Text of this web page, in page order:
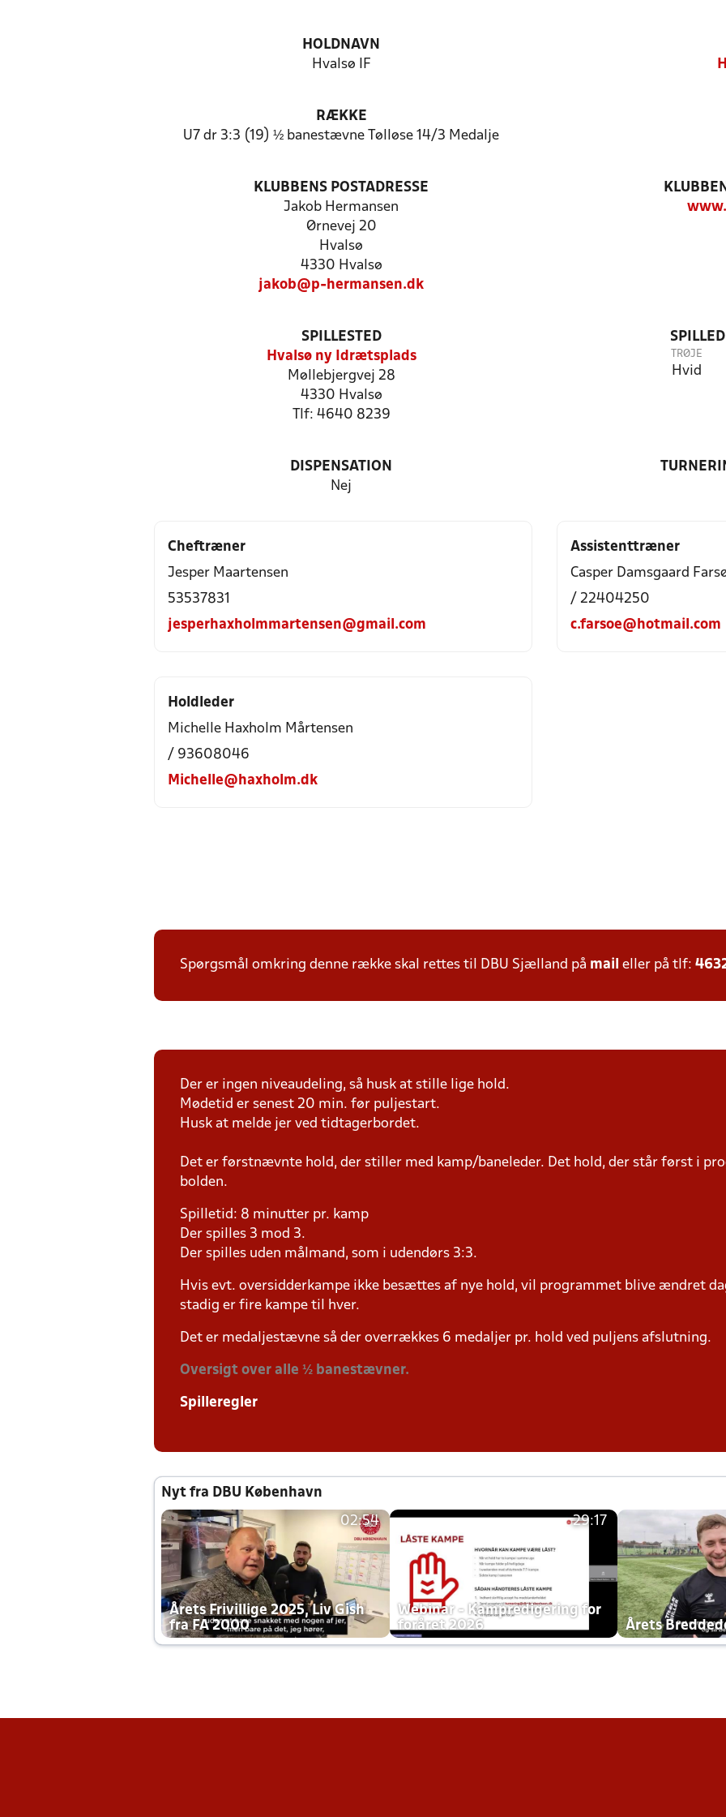
HOLDNAVN
Hvalsø IF
RÆKKE
U7 dr 3:3 (19) ½ banestævne Tølløse 14/3 Medalje
KLUBBENS POSTADRESSE
Jakob Hermansen
Ørnevej 20
Hvalsø
4330 Hvalsø
jakob@p-hermansen.dk
SPILLESTED
Hvalsø ny Idrætsplads
Møllebjergvej 28
4330 Hvalsø
Tlf: 4640 8239
TRØJE
Hvid
DISPENSATION
Nej
Cheftræner
Jesper Maartensen
53537831
jesperhaxholmmartensen@gmail.com
Assistenttræner
Casper Damsgaard
/ 22404250
c.farsoe@hotmail.com
Holdleder
Michelle Haxholm Mårtensen
/ 93608046
Michelle@haxholm.dk
Spørgsmål omkring denne række skal rettes til DBU Sjælland på mail eller på tlf:
Der er ingen niveaudeling, så husk at stille lige hold.
Mødetid er senest 20 min. før puljestart.
Husk at melde jer ved tidtagerbordet.
Det er førstnævnte hold, der stiller med kamp/baneleder. Det hold, der står først i
bolden.
Spilletid: 8 minutter pr. kamp
Der spilles 3 mod 3.
Der spilles uden målmand, som i udendørs 3:3.
Hvis evt. oversidderkampe ikke besættes af nye hold, vil programmet blive ændret
stadig er fire kampe til hver.
Det er medaljestævne så der overrækkes 6 medaljer pr. hold ved puljens afslutning.
Oversigt over alle ½ banestævner.
Spilleregler
Nyt fra DBU København
02:54
Årets Frivillige 2025, Liv Gish
fra FA 2000
29:17
Webinar - Kampredigering for
foråret 2026
Årets